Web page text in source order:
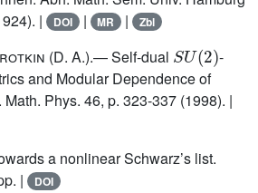
|
DOI | MR | Zbl
(D. A.).— Self-dual
)
-
and Modular Dependence of
Phys. 46, p. 323-337 (1998). |
a nonlinear Schwarz’s list.
|
DOI